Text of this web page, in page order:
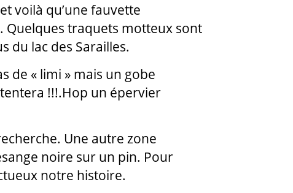
voilà qu’une fauvette
Quelques traquets motteux sont
du lac des Sarailles.
de « limi » mais un gobe
!!!.Hop un épervier
Une autre zone
noire sur un pin. Pour
notre histoire.